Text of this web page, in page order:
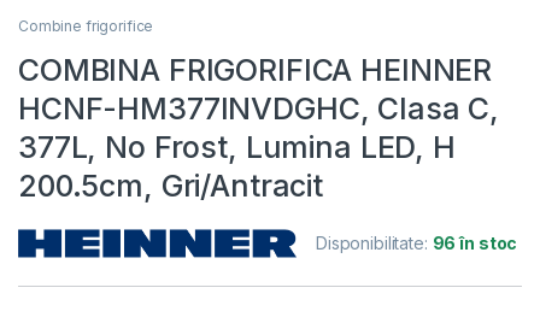
Combine frigorifice
COMBINA FRIGORIFICA HEINNER
HCNF-HM377INVDGHC, Clasa C,
377L, No Frost, Lumina LED, H
200.5cm, Gri/Antracit
Disponibilitate: 96 în stoc